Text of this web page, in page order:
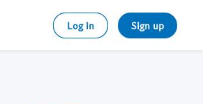
Log in Sign up